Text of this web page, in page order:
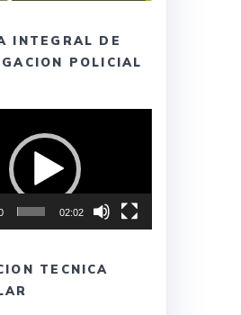
INTEGRAL DE
POLICIAL
02:02
TECNICA